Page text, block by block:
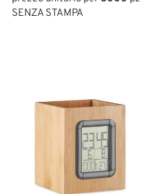
SENZA STAMPA